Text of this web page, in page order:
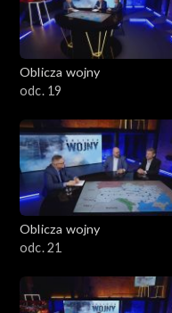
Oblicza wojny
odc. 19
Oblicza wojny
odc. 21